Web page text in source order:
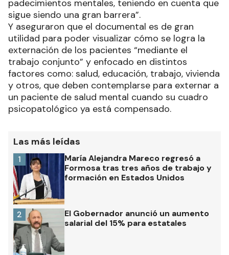
padecimientos mentales, teniendo en cuenta que
sigue siendo una gran barrera”.
Y aseguraron que el documental es de gran
utilidad para poder visualizar cómo se logra la
externación de los pacientes “mediante el
trabajo conjunto” y enfocado en distintos
factores como: salud, educación, trabajo, vivienda
y otros, que deben contemplarse para externar a
un paciente de salud mental cuando su cuadro
psicopatológico ya está compensado.
Las más leídas
María Alejandra Mareco regresó a
Formosa tras tres años de trabajo y
formación en Estados Unidos
1
El Gobernador anunció un aumento
salarial del 15% para estatales
2